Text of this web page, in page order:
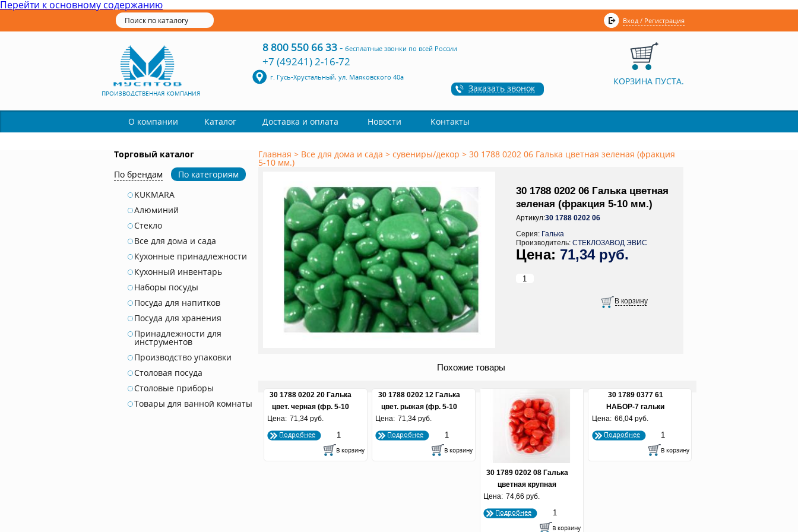
Перейти к основному содержанию
Вход / Регистрация
ПРОИЗВОДСТВЕННАЯ КОМПАНИЯ
8 800 550 66 33- бесплатные звонки по всей России
+7 (49241) 2-16-72
г. Гусь-Хрустальный, ул. Маяковского 40а
Заказать звонок
КОРЗИНА ПУСТА.
О компании Каталог Доставка и оплата Новости Контакты
Торговый каталог
По брендам
По категориям
KUKMARA
Алюминий
Стекло
Все для дома и сада
Кухонные принадлежности
Кухонный инвентарь
Наборы посуды
Посуда для напитков
Посуда для хранения
Принадлежности для
инструментов
Производство упаковки
Столовая посуда
Столовые приборы
Товары для ванной комнаты
Главная > Все для дома и сада > сувениры/декор > 30 1788 0202 06 Галька цветная зеленая (фракция
5-10 мм.)
30 1788 0202 06 Галька цветная
зеленая (фракция 5-10 мм.)
Артикул:30 1788 0202 06
Серия: Галька
Производитель: СТЕКЛОЗАВОД ЭВИС
71,34 руб.
Похожие товары
30 1788 0202 20 Галька
цвет. черная (фр. 5-10
мм)
Цена: 71,34 руб.
Подробнее
30 1788 0202 12 Галька
цвет. рыжая (фр. 5-10
мм)
Цена: 71,34 руб.
Подробнее
30 1789 0202 08 Галька
цветная крупная
красная (фракция 10-15
мм)
Цена: 74,66 руб.
Подробнее
30 1789 0377 61
НАБОР-7 гальки
крупной разноцвет. для
миниаквариумов в
пластиковой упаковке
Цена: 66,04 руб.
Подробнее